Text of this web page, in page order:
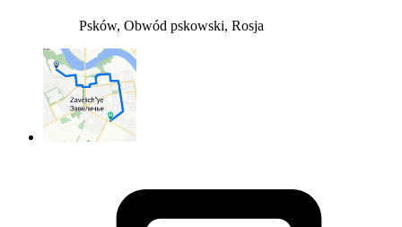
Psków, Obwód pskowski, Rosja